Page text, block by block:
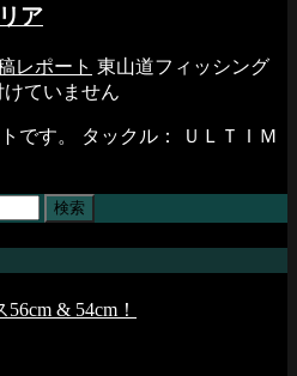
ア
レポート 東山道フィッシング
ていません
です。 タックル： ＵＬＴＩＭ
& 54cm！